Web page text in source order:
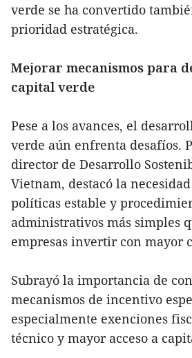
verde se ha convertido
prioridad estratégica.
Mejorar mecanismos para
capital verde
Pese a los avances, el
verde aún enfrenta desafíos.
director de Desarrollo
Vietnam, destacó la
políticas estable y
administrativos más simples
empresas invertir con mayor
Subrayó la importancia de
mecanismos de incentivo
especialmente exenciones
técnico y mayor acceso a